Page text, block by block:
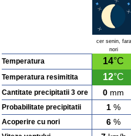
cer senin, fara
nori
Temperatura 14°C
Temperatura resimitita 12°C
Cantitate precipitatii 3 ore 0 mm
Probabilitate precipitatii 1 %
Acoperire cu nori 6 %